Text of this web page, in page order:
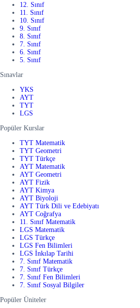
12. Sınıf
11. Sınıf
10. Sınıf
9. Sınıf
8. Sınıf
7. Sınıf
6. Sınıf
5. Sınıf
Sınavlar
YKS
AYT
TYT
LGS
Popüler Kurslar
TYT Matematik
TYT Geometri
TYT Türkçe
AYT Matematik
AYT Geometri
AYT Fizik
AYT Kimya
AYT Biyoloji
AYT Türk Dili ve Edebiyatı
AYT Coğrafya
11. Sınıf Matematik
LGS Matematik
LGS Türkçe
LGS Fen Bilimleri
LGS İnkılap Tarihi
7. Sınıf Matematik
7. Sınıf Türkçe
7. Sınıf Fen Bilimleri
7. Sınıf Sosyal Bilgiler
Popüler Üniteler